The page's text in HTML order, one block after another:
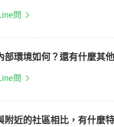
問
部環境如何？還有什麼其
問
附近的社區相比，有什麼